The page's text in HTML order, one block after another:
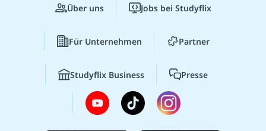
Über uns Jobs bei Studyflix
Für Unternehmen Partner
Studyflix Business Presse